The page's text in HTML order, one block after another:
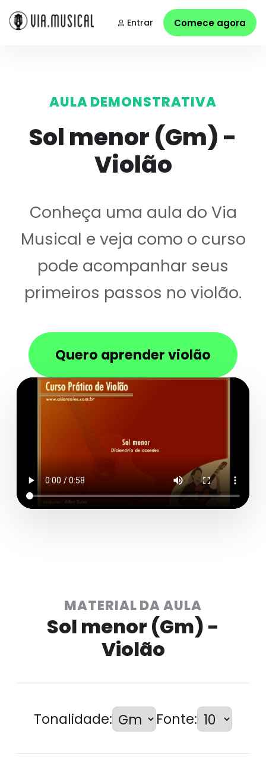
Entrar Comece agora
AULA DEMONSTRATIVA
Sol menor (Gm) -
Violão
Conheça uma aula do Via
Musical e veja como o curso
pode acompanhar seus
primeiros passos no violão.
Quero aprender violão
MATERIAL DA AULA
Sol menor (Gm) -
Violão
Tonalidade: Fonte: